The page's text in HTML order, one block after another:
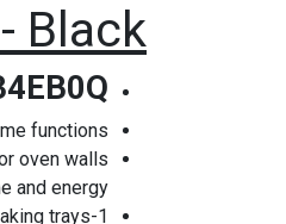
Black
functions.
oven walls
and energy.
1-stage normal telescopic rails: for safe, easy insertion and removal of baking trays.